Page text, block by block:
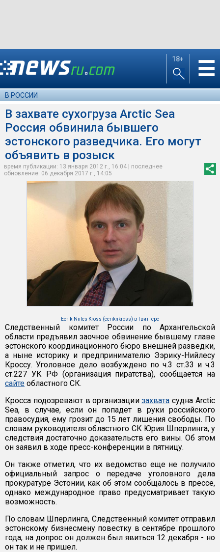
18+ ☰
В РОССИИ
В захвате сухогруза Arctic Sea
Россия обвинила бывшего
эстонского разведчика. Его могут
объявить в розыск
время публикации: 13 января 2012 г., 16:04 | последнее
обновление: 06 декабря 2017 г., 14:05
Eerik-Niiles Kross (eeriknkross) в Твиттере
Следственный комитет России по Архангельской
области предъявил заочное обвинение бывшему главе
эстонского координационного бюро внешней разведки,
а ныне историку и предпринимателю Ээрику-Нийлесу
Кроссу. Уголовное дело возбуждено по ч.3 ст.33 и ч.3
ст.227 УК РФ (организация пиратства), сообщается на
сайте областного СК.
Кросса подозревают в организациизахвата судна Arctic
Sea, в случае, если он попадет в руки российского
правосудия, ему грозит до 15 лет лишения свободы. По
словам руководителя областного СК Юрия Шперлинга, у
следствия достаточно доказательств его вины. Об этом
он заявил в ходе пресс-конференции в пятницу.
Он также отметил, что их ведомство еще не получило
официальный запрос о передаче уголовного дела
прокуратуре Эстонии, как об этом сообщалось в прессе,
однако международное право предусматривает такую
возможность.
По словам Шперлинга, Следственный комитет отправил
эстонскому бизнесмену повестку в сентябре прошлого
года, на допрос он должен был явиться 12 декабря - но
он так и не пришел.